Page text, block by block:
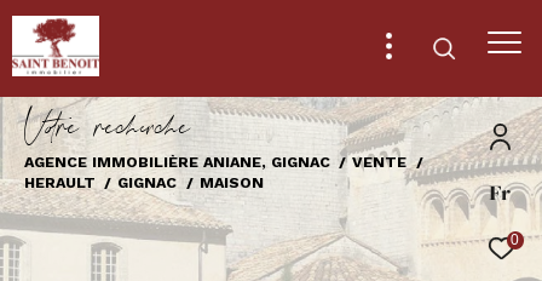
Fr
0
Vore recece
AGENCE IMMOBILIÈRE ANIANE, GIGNAC
VENTE
HERAULT
GIGNAC MAISON
Effectuer une recherche
et trouver le bien qui correspond à vos
critères